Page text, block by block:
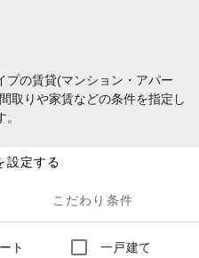
プの賃貸(マンション・アパー
取りや家賃などの条件を指定し
設定する
こだわり条件
ト 一戸建て